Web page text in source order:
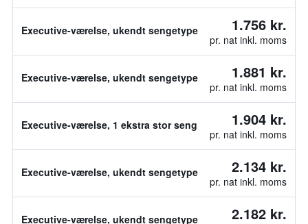
Executive-værelse, ukendt sengetype 1.756 kr.
pr. nat inkl. moms
Executive-værelse, ukendt sengetype 1.881 kr.
pr. nat inkl. moms
Executive-værelse, 1 ekstra stor seng 1.904 kr.
pr. nat inkl. moms
Executive-værelse, ukendt sengetype 2.134 kr.
pr. nat inkl. moms
Executive-værelse, ukendt sengetype 2.182 kr.